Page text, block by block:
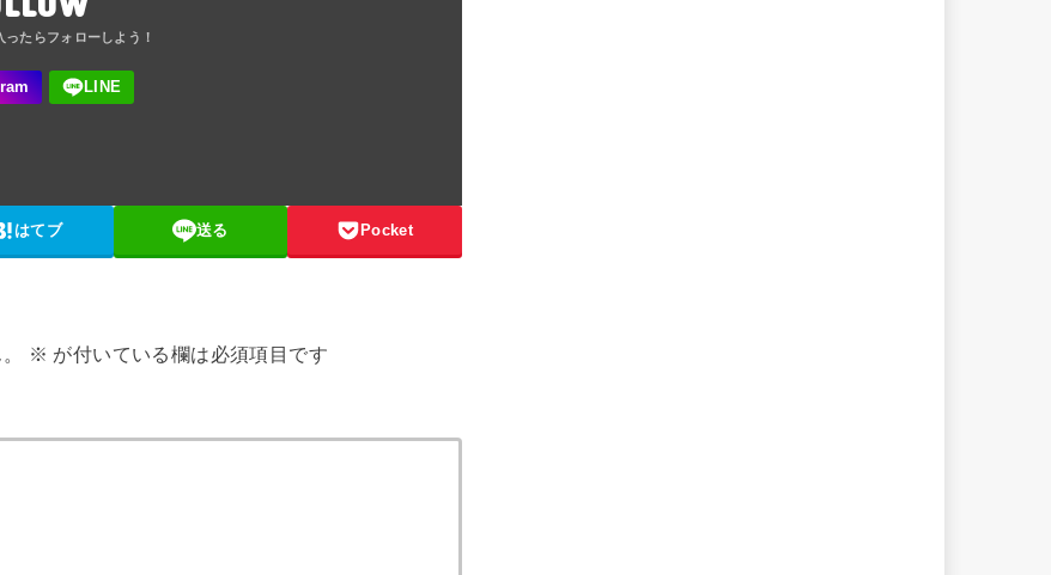
はてブ 送る Pocket
※ が付いている欄は必須項目です